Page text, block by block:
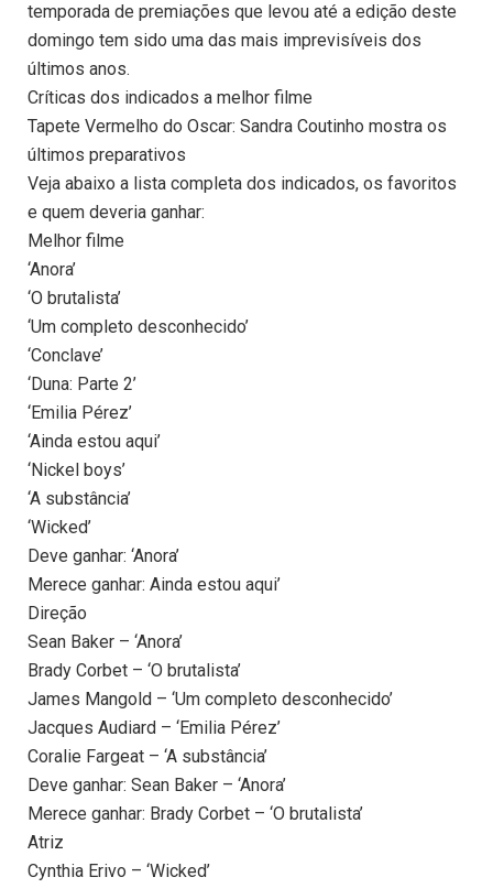
temporada de premiações que levou até a edição deste
domingo tem sido uma das mais imprevisíveis dos
últimos anos.
Críticas dos indicados a melhor filme
Tapete Vermelho do Oscar: Sandra Coutinho mostra os
últimos preparativos
Veja abaixo a lista completa dos indicados, os favoritos
e quem deveria ganhar:
Melhor filme
‘Anora’
‘O brutalista’
‘Um completo desconhecido’
‘Conclave’
‘Duna: Parte 2’
‘Emilia Pérez’
‘Ainda estou aqui’
‘Nickel boys’
‘A substância’
‘Wicked’
Deve ganhar: ‘Anora’
Merece ganhar: Ainda estou aqui’
Direção
Sean Baker – ‘Anora’
Brady Corbet – ‘O brutalista’
James Mangold – ‘Um completo desconhecido’
Jacques Audiard – ‘Emilia Pérez’
Coralie Fargeat – ‘A substância’
Deve ganhar: Sean Baker – ‘Anora’
Merece ganhar: Brady Corbet – ‘O brutalista’
Atriz
Cynthia Erivo – ‘Wicked’